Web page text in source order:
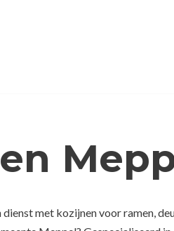
met kozijnen voor ramen,